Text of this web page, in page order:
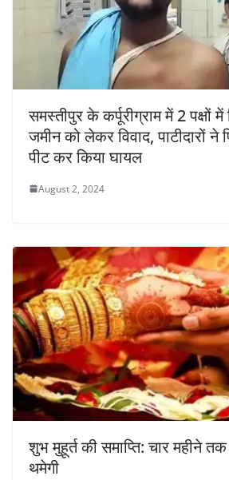
समस्तीपुर के कर्पूरीग्राम में 2 पक्षों
जमीन को लेकर विवाद, पाटीदारों ने
पीट कर किया घायल
August 2, 2024
शुभ मुहूर्त की समाप्ति: चार महीने
थमेगी